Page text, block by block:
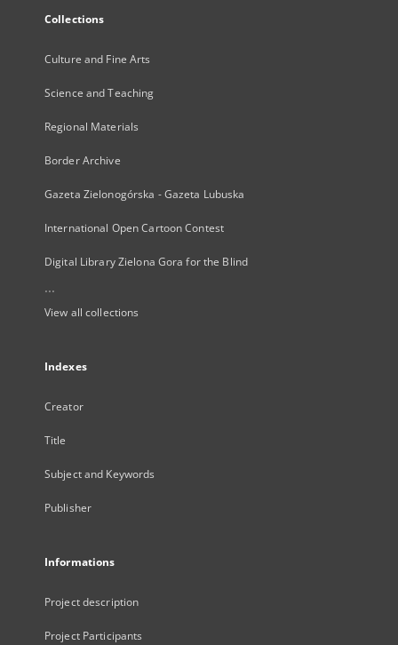
Collections
Culture and Fine Arts
Science and Teaching
Regional Materials
Border Archive
Gazeta Zielonogórska - Gazeta Lubuska
International Open Cartoon Contest
Digital Library Zielona Gora for the Blind
...
View all collections
Indexes
Creator
Title
Subject and Keywords
Publisher
Informations
Project description
Project Participants